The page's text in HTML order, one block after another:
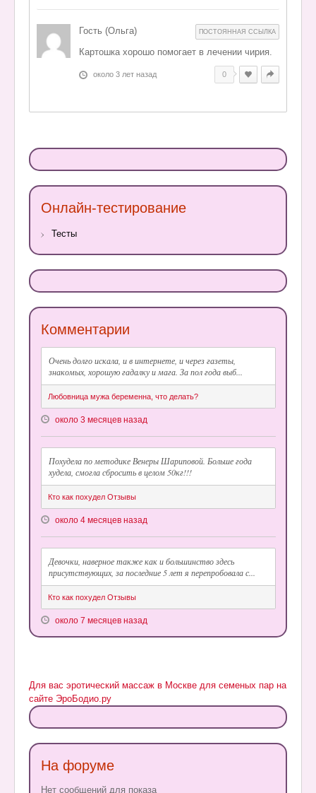
Гость (Ольга) ПОСТОЯННАЯ ССЫЛКА
Картошка хорошо помогает в лечении чирия.
около 3 лет назад 0
Онлайн-тестирование
Тесты
Комментарии
Очень долго искала, и в интернете, и через газеты,
знакомых, хорошую гадалку и мага. За пол года выб...
Любовница мужа беременна, что делать?
около 3 месяцев назад
Похудела по методике Венеры Шариповой. Больше года
худела, смогла сбросить в целом 50кг!!!
Кто как похудел Отзывы
около 4 месяцев назад
Девочки, наверное также как и большинство здесь
присутствующих, за последние 5 лет я перепробовала с...
Кто как похудел Отзывы
около 7 месяцев назад
Для вас эротический массаж в Москве для семеных пар на
сайте ЭроБодио.ру
На форуме
Нет сообщений для показа